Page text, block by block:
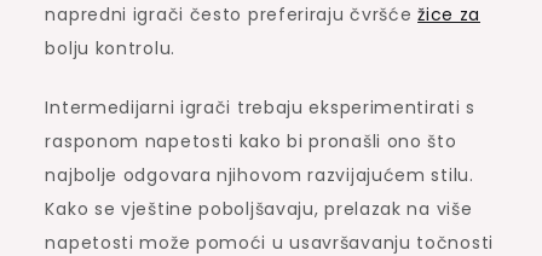
napredni igrači često preferiraju čvršćežice za
bolju kontrolu.
Intermedijarni igrači trebaju eksperimentirati s
rasponom napetosti kako bi pronašli ono što
najbolje odgovara njihovom razvijajućem stilu.
Kako se vještine poboljšavaju, prelazak na više
napetosti može pomoći u usavršavanju točnosti